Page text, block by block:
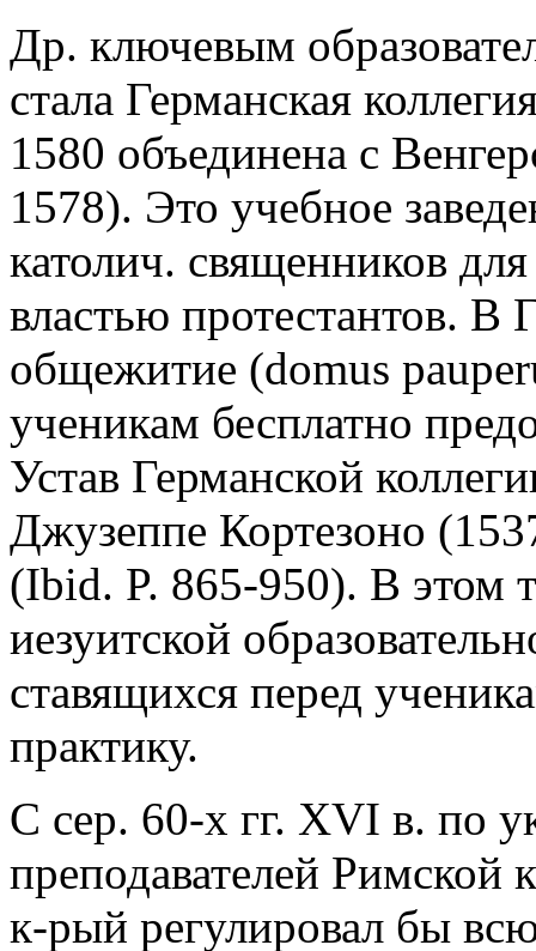
Др. ключевым
стала Германская
1580 объединена с
1578). Это учебное
католич. священников
властью протестантов. В
общежитие (domus
ученикам бесплатно
Устав Германской
Джузеппе Кортезоно
(Ibid. P. 865-950). В этом
иезуитской
ставящихся перед
практику.
С сер. 60-х гг. XVI в. по
преподавателей Римской
к-рый регулировал бы